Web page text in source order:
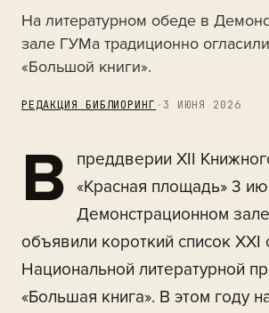
На литературном обеде в
зале ГУМа традиционно
«Большой книги».
РЕДАКЦИЯ БИБЛИОРИНГ · 3 ИЮНЯ 2026
В
преддверии XII
«Красная площадь» 3
Демонстрационном
объявили короткий список XXI
Национальной литературной
«Большая книга». В этом году